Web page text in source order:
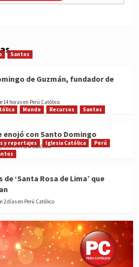
Santos
de Guzmán, fundador de
14 horas en Perú Católico
Mundo Recursos Santos
enojó con Santo Domingo
días en Perú Católico
y reportajes Iglesia Católica
Perú
‘Santa Rosa de Lima’ que
2 días en Perú Católico